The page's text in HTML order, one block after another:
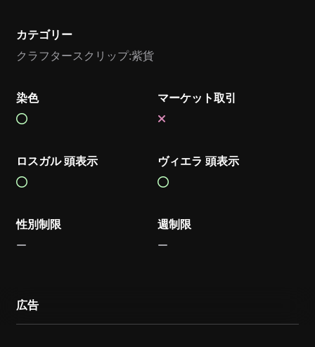
カテゴリー
クラフタースクリップ:紫貨
染色 マーケット取引
ロスガル 頭表示 ヴィエラ 頭表示
性別制限 週制限
広告